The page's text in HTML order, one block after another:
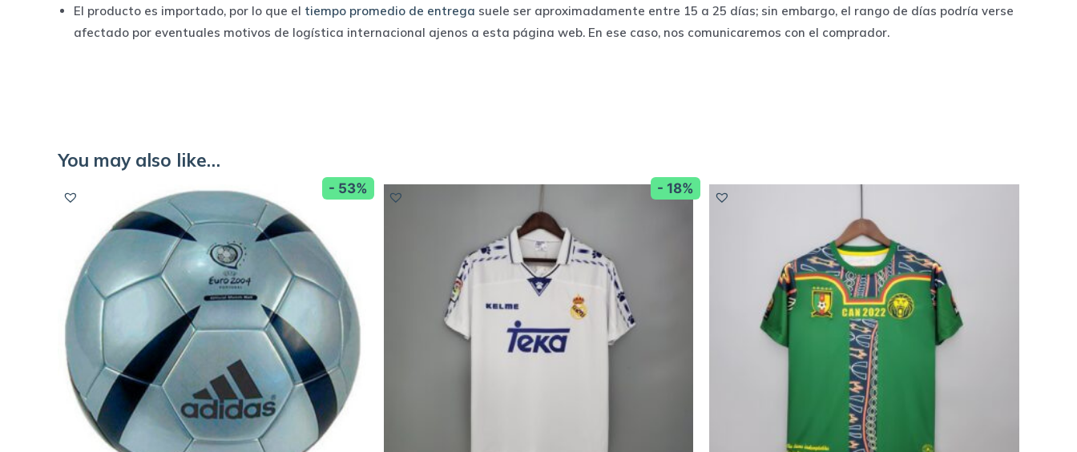
El producto es importado, por lo que el tiempo promedio de entrega suele ser aproximadamente entre 15 a 25 días; sin embargo, el rango de días podría verse
afectado por eventuales motivos de logística internacional ajenos a esta página web. En ese caso, nos comunicaremos con el comprador.
You may also like…
- 53% - 18%